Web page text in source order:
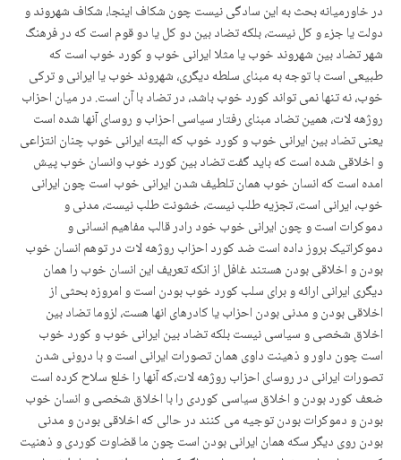
در خاورمیانه بحث به این سادگی نیست چون شکاف اینجا، شکاف شهروند و
دولت یا جزء و کل نیست، بلکه تضاد بین دو کل یا دو قوم است که در فرهنگ
شهر تضاد بین شهروند خوب یا مثلا ایرانی خوب و کورد خوب است که
طبیعی است با توجه به مبنای سلطه دیگری، شهروند خوب یا ایرانی و ترکی
خوب، نه تنها نمی تواند کورد خوب باشد، در تضاد با آن است. در میان احزاب
روژهه لات، همین تضاد مبنای رفتار سیاسی احزاب و روسای آنها شده است
یعنی تضاد بین ایرانی خوب و کورد خوب که البته ایرانی خوب چنان انتزاعی
و اخلاقی شده است که باید گفت تضاد بین کورد خوب وانسان خوب پیش
امده است که انسان خوب همان تلطیف شدن ایرانی خوب است چون ایرانی
خوب، ایرانی است، تجزیه طلب نیست، خشونت طلب نیست، مدنی و
دموکرات است و چون ایرانی خوب خود رادر قالب مفاهیم انسانی و
دموکراتیک بروز داده است ضد کورد احزاب روژهه لات در توهم انسان خوب
بودن و اخلاقی بودن هستند غافل از انکه تعریف این انسان خوب را همان
دیگری ایرانی ارائه و برای سلب کورد خوب بودن است و امروزه بحثی از
اخلاقی بودن و مدنی بودن احزاب یا کادرهای انها هست، لزوما تضاد بین
اخلاق شخصی و سیاسی نیست بلکه تضاد بین ایرانی خوب و کورد خوب
است چون داور و ذهینت داوی همان تصورات ایرانی است و با درونی شدن
تصورات ایرانی در روسای احزاب روژهه لات،که آنها را خلع سلاح کرده است
ضعف کورد بودن و اخلاق سیاسی کوردی را با اخلاق شخصی و انسان خوب
بودن و دموکرات بودن توجیه می کنند در حالی که اخلاقی بودن و مدنی
بودن روی دیگر سکه همان ایرانی بودن است چون ما قضاوت کوردی و ذهنیت